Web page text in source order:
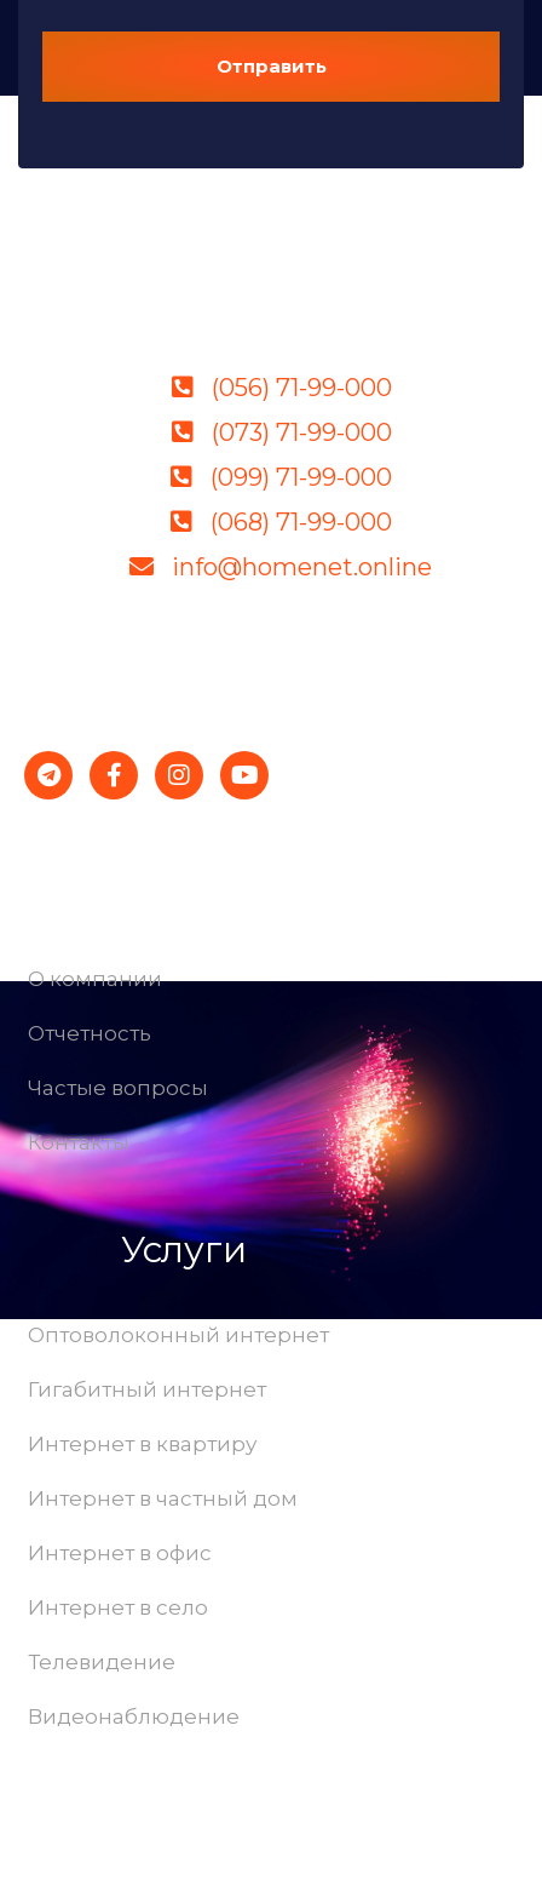
Отправить
(056) 71-99-000
(073) 71-99-000
(099) 71-99-000
(068) 71-99-000
info@homenet.online
О компании
Отчетность
Частые вопросы
Контакты
Услуги
Оптоволоконный интернет
Гигабитный интернет
Интернет в квартиру
Интернет в частный дом
Интернет в офис
Интернет в село
Телевидение
Видеонаблюдение